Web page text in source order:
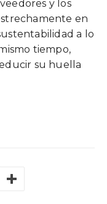
y los
en
a lo
tiempo,
su huella